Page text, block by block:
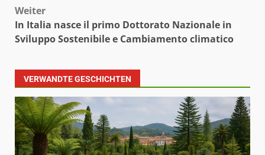
Weiter
In Italia nasce il primo Dottorato Nazionale in
Sviluppo Sostenibile e Cambiamento climatico
VERWANDTE GESCHICHTEN